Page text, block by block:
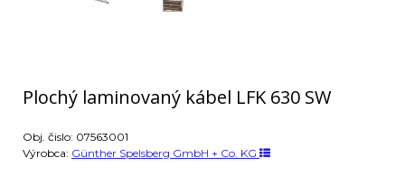
Plochý laminovaný kábel LFK 630 SW
Obj. čislo: 07563001
Výrobca: Günther Spelsberg GmbH + Co. KG